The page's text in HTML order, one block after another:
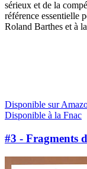
sérieux et de la
référence essentielle
Roland Barthes et à
Disponible sur
Disponible à la Fnac
#3 - Fragments